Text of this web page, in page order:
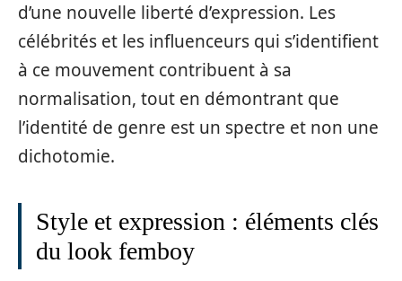
d’une nouvelle liberté d’expression. Les
célébrités et les influenceurs qui s’identifient
à ce mouvement contribuent à sa
normalisation, tout en démontrant que
l’identité de genre est un spectre et non une
dichotomie.
Style et expression : éléments clés
du look femboy